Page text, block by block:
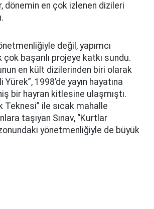
dönemin en çok izlenen dizileri
değil, yapımcı
başarılı projeye katkı sundu.
en kült dizilerinden biri olarak
1998’de yayın hayatına
bir hayran kitlesine ulaşmıştı.
Teknesi” ile sıcak mahalle
taşıyan Sınav, “Kurtlar
yönetmenliğiyle de büyük